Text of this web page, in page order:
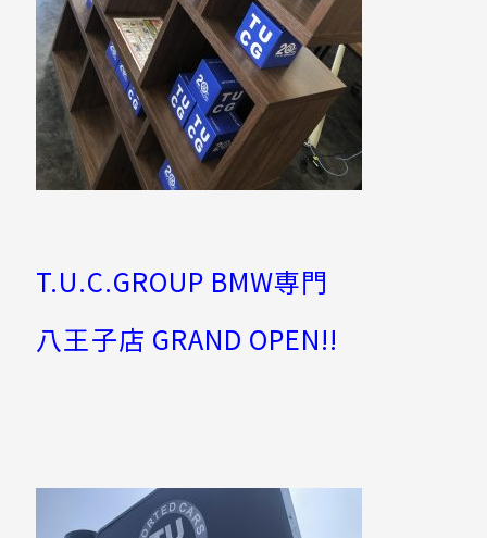
T.U.C.GROUP BMW専門
八王子店 GRAND OPEN!!